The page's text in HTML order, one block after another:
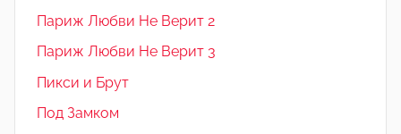
Париж Любви Не Верит 2
Париж Любви Не Верит 3
Пикси и Брут
Под Замком